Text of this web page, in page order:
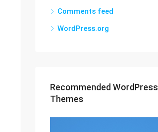
Comments feed
WordPress.org
Recommended WordPress
Themes